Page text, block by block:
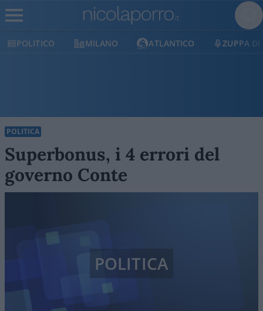
POLITICO MILANO ATLANTICO ZUPPA DI
POLITICA
Superbonus, i 4 errori del
governo Conte
POLITICA